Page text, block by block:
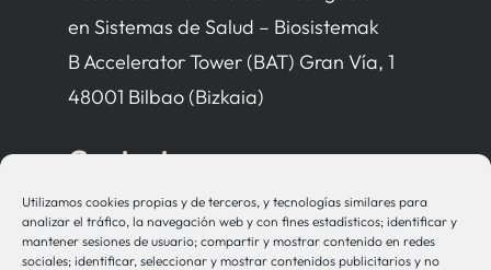
Utilizamos cookies propias y de terceros, y tecnologías similares para
analizar el tráfico, la navegación web y con fines estadísticos; identificar y
mantener sesiones de usuario; compartir y mostrar contenido en redes
sociales; identificar, seleccionar y mostrar contenidos publicitarios y no
en Sistemas de Salud – Biosistemak
B Accelerator Tower (BAT) Gran Vía, 1
48001 Bilbao (Bizkaia)
Contacto
bio-sistemak@bio-sistemak.eus
944 00 77 90